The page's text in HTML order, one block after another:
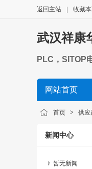
返回主站 收藏
武汉祥康
PLC，SITOP
网站首页
首页 > 供应
新闻中心
暂无新闻